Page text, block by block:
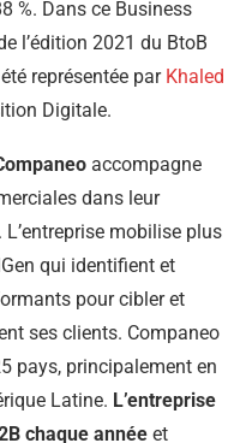
%. Dans ce Business
l’édition 2021 du BtoB
représentée par Khaled
Digitale.
accompagne
dans leur
mobilise plus
qui identifient et
pour cibler et
ses clients. Companeo
pays, principalement en
Latine. L’entreprise
chaque année et